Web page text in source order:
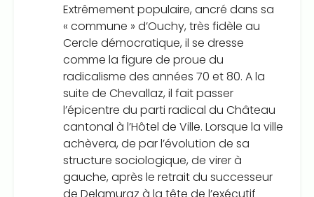
Extrêmement populaire, ancré dans sa
« commune » d’Ouchy, très fidèle au
Cercle démocratique, il se dresse
comme la figure de proue du
radicalisme des années 70 et 80. A la
suite de Chevallaz, il fait passer
l’épicentre du parti radical du Château
cantonal à l’Hôtel de Ville. Lorsque la ville
achèvera, de par l’évolution de sa
structure sociologique, de virer à
gauche, après le retrait du successeur
de Delamuraz à la tête de l’exécutif